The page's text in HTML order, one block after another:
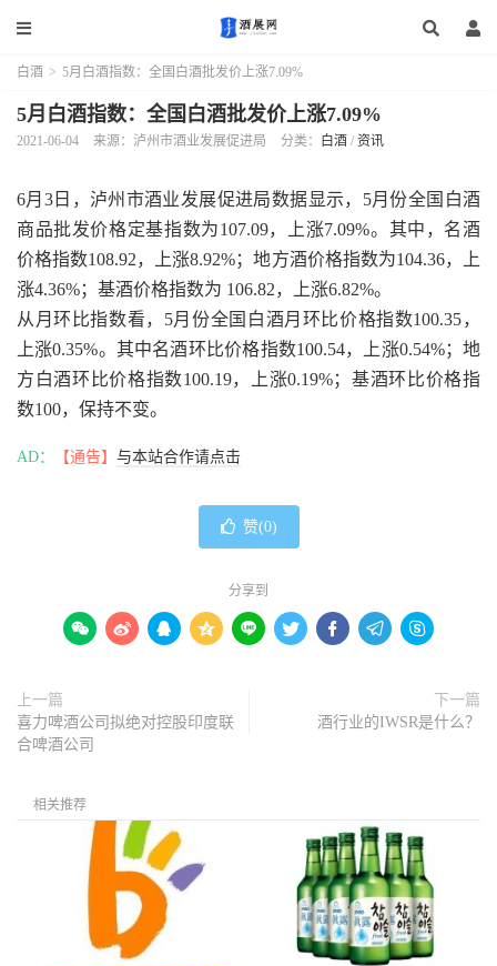
白酒 > 5月白酒指数：全国白酒批发价上涨7.09%
5月白酒指数：全国白酒批发价上涨7.09%
2021-06-04 来源：泸州市酒业发展促进局 分类： 白酒 / 资讯
6月3日，泸州市酒业发展促进局数据显示，5月份全国白酒
商品批发价格定基指数为107.09，上涨7.09%。其中，名酒
价格指数108.92，上涨8.92%；地方酒价格指数为104.36，上
涨4.36%；基酒价格指数为 106.82，上涨6.82%。
从月环比指数看，5月份全国白酒月环比价格指数100.35，
上涨0.35%。其中名酒环比价格指数100.54，上涨0.54%；地
方白酒环比价格指数100.19，上涨0.19%；基酒环比价格指
数100，保持不变。
AD： 【通告】 与本站合作请点击
赞(0)
分享到
        
上一篇
喜力啤酒公司拟绝对控股印度联
合啤酒公司
下一篇
酒行业的IWSR是什么？
相关推荐